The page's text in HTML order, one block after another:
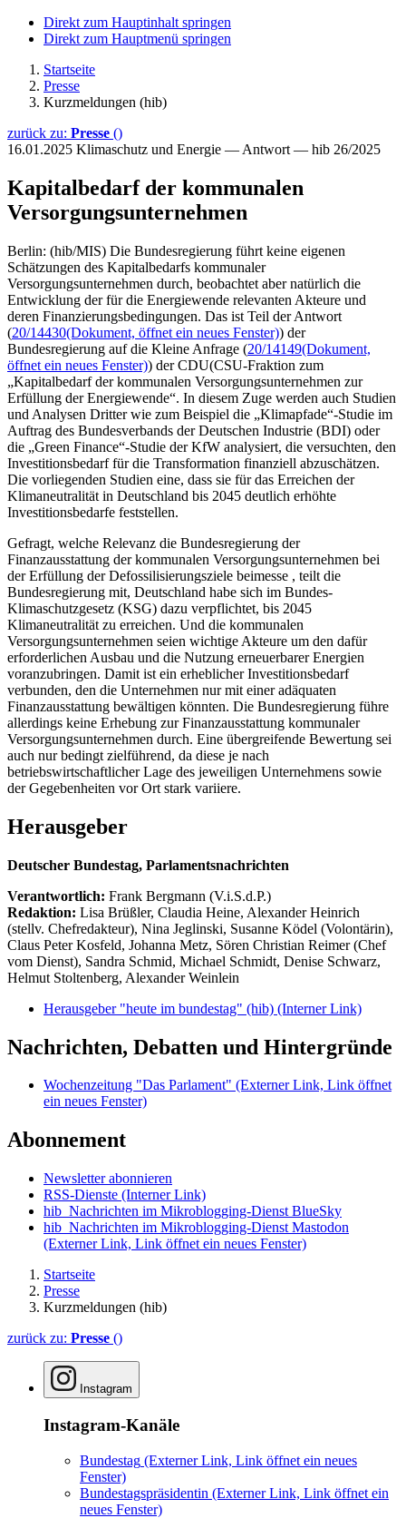
Direkt zum Hauptinhalt springen
Direkt zum Hauptmenü springen
Startseite
Presse
Kurzmeldungen (hib)
zurück zu: Presse ()
16.01.2025 Klimaschutz und Energie — Antwort — hib 26/2025
Kapitalbedarf der kommunalen
Versorgungsunternehmen
Berlin: (hib/MIS) Die Bundesregierung führt keine eigenen
Schätzungen des Kapitalbedarfs kommunaler
Versorgungsunternehmen durch, beobachtet aber natürlich die
Entwicklung der für die Energiewende relevanten Akteure und
deren Finanzierungsbedingungen. Das ist Teil der Antwort
(20/14430(Dokument, öffnet ein neues Fenster)) der
Bundesregierung auf die Kleine Anfrage (20/14149(Dokument,
öffnet ein neues Fenster)) der CDU(CSU-Fraktion zum
„Kapitalbedarf der kommunalen Versorgungsunternehmen zur
Erfüllung der Energiewende“. In diesem Zuge werden auch Studien
und Analysen Dritter wie zum Beispiel die „Klimapfade“-Studie im
Auftrag des Bundesverbands der Deutschen Industrie (BDI) oder
die „Green Finance“-Studie der KfW analysiert, die versuchten, den
Investitionsbedarf für die Transformation finanziell abzuschätzen.
Die vorliegenden Studien eine, dass sie für das Erreichen der
Klimaneutralität in Deutschland bis 2045 deutlich erhöhte
Investitionsbedarfe feststellen.
Gefragt, welche Relevanz die Bundesregierung der
Finanzausstattung der kommunalen Versorgungsunternehmen bei
der Erfüllung der Defossilisierungsziele beimesse , teilt die
Bundesregierung mit, Deutschland habe sich im Bundes-
Klimaschutzgesetz (KSG) dazu verpflichtet, bis 2045
Klimaneutralität zu erreichen. Und die kommunalen
Versorgungsunternehmen seien wichtige Akteure um den dafür
erforderlichen Ausbau und die Nutzung erneuerbarer Energien
voranzubringen. Damit ist ein erheblicher Investitionsbedarf
verbunden, den die Unternehmen nur mit einer adäquaten
Finanzausstattung bewältigen könnten. Die Bundesregierung führe
allerdings keine Erhebung zur Finanzausstattung kommunaler
Versorgungsunternehmen durch. Eine übergreifende Bewertung sei
auch nur bedingt zielführend, da diese je nach
betriebswirtschaftlicher Lage des jeweiligen Unternehmens sowie
der Gegebenheiten vor Ort stark variiere.
Herausgeber
Deutscher Bundestag, Parlamentsnachrichten
Verantwortlich: Frank Bergmann (V.i.S.d.P.)
Redaktion: Lisa Brüßler, Claudia Heine, Alexander Heinrich
(stellv. Chefredakteur), Nina Jeglinski, Susanne Ködel (Volontärin),
Claus Peter Kosfeld, Johanna Metz, Sören Christian Reimer (Chef
vom Dienst), Sandra Schmid, Michael Schmidt, Denise Schwarz,
Helmut Stoltenberg, Alexander Weinlein
Herausgeber "heute im bundestag" (hib) (Interner Link)
Nachrichten, Debatten und Hintergründe
Wochenzeitung "Das Parlament" (Externer Link, Link öffnet
ein neues Fenster)
Abonnement
Newsletter abonnieren
RSS-Dienste (Interner Link)
hib_Nachrichten im Mikroblogging-Dienst BlueSky
hib_Nachrichten im Mikroblogging-Dienst Mastodon
(Externer Link, Link öffnet ein neues Fenster)
Startseite
Presse
Kurzmeldungen (hib)
zurück zu: Presse ()
Instagram
Instagram-Kanäle
Bundestag (Externer Link, Link öffnet ein neues
Fenster)
Bundestagspräsidentin (Externer Link, Link öffnet ein
neues Fenster)